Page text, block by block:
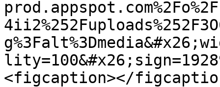
<figcaption></